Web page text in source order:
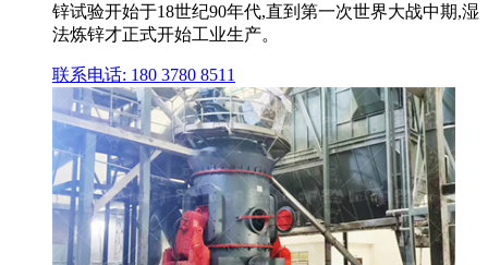
锌试验开始于18世纪90年代,直到第一次世界大战中期,湿
法炼锌才正式开始工业生产。
联系电话: 180 3780 8511